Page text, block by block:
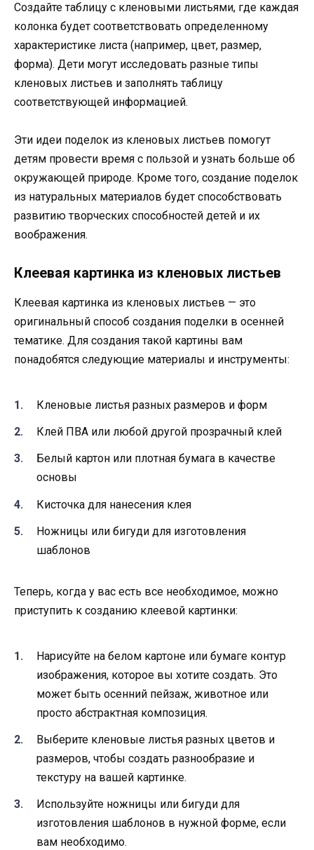
Создайте таблицу с кленовыми листьями, где каждая
колонка будет соответствовать определенному
характеристике листа (например, цвет, размер,
форма). Дети могут исследовать разные типы
кленовых листьев и заполнять таблицу
соответствующей информацией.
Эти идеи поделок из кленовых листьев помогут
детям провести время с пользой и узнать больше об
окружающей природе. Кроме того, создание поделок
из натуральных материалов будет способствовать
развитию творческих способностей детей и их
воображения.
Клеевая картинка из кленовых листьев
Клеевая картинка из кленовых листьев — это
оригинальный способ создания поделки в осенней
тематике. Для создания такой картины вам
понадобятся следующие материалы и инструменты:
Кленовые листья разных размеров и форм
Клей ПВА или любой другой прозрачный клей
Белый картон или плотная бумага в качестве
основы
Кисточка для нанесения клея
Ножницы или бигуди для изготовления
шаблонов
Теперь, когда у вас есть все необходимое, можно
приступить к созданию клеевой картинки:
Нарисуйте на белом картоне или бумаге контур
изображения, которое вы хотите создать. Это
может быть осенний пейзаж, животное или
просто абстрактная композиция.
Выберите кленовые листья разных цветов и
размеров, чтобы создать разнообразие и
текстуру на вашей картинке.
Используйте ножницы или бигуди для
изготовления шаблонов в нужной форме, если
вам необходимо.